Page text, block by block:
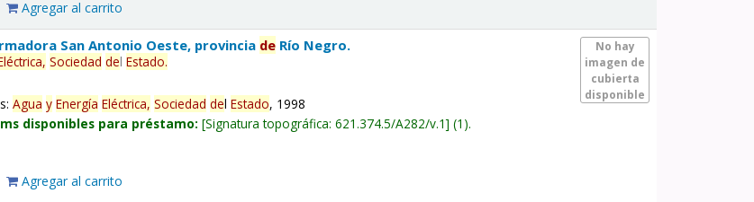
Agregar al carrito
No hay
imagen de
cubierta
disponible
San Antonio Oeste, provincia de Río Negro.
Sociedad delEstado.
Agua y Energía Eléctrica, Sociedad delEstado, 1998
disponibles para préstamo: Signatura topográfica:621.374.5/A282/v.1 (1).
Agregar al carrito